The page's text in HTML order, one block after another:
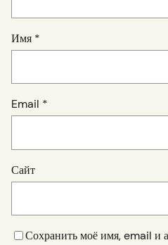
Имя *
Email *
Сайт
Сохранить моё имя, email и